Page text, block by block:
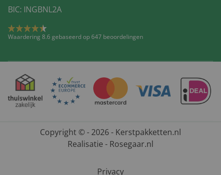
BIC: INGBNL2A
Waardering 8.6 gebaseerd op 647 beoordelingen
Copyright © - 2026 - Kerstpakketten.nl
Realisatie - Rosegaar.nl
Privacy